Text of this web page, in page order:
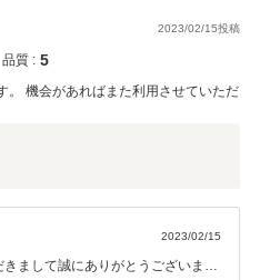
2023/02/15投稿
品質 : 5
。 機会があればまた利用させていただ
2023/02/15
まして誠にありがとうございまし